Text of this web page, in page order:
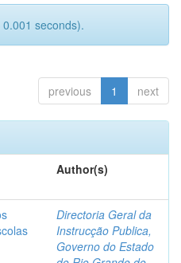
seconds).
previous 1 next
Author(s)
Directoria Geral da
Instrucção Publica,
Governo do Estado